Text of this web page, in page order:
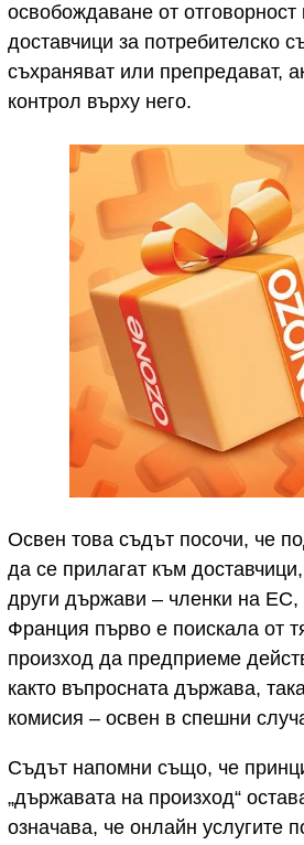
освобождаване от отговорност
доставчици за потребителско
съхраняват или препредават,
контрол върху него.
Освен това съдът посочи, че
да се прилагат към
други държави – членки на ЕС,
Франция първо е поискала от
произход да предприеме
както въпросната държава,
комисия – освен в спешни
Съдът напомни също, че
„държавата на произход“
означава, че онлайн услугите